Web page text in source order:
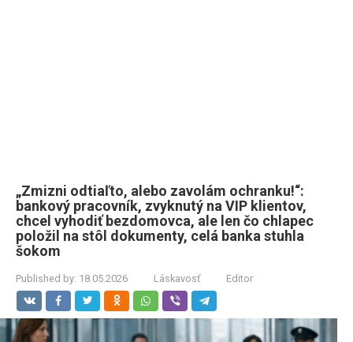
„Zmizni odtiaľto, alebo zavolám ochranku!“:
bankový pracovník, zvyknutý na VIP klientov,
chcel vyhodiť bezdomovca, ale len čo chlapec
položil na stôl dokumenty, celá banka stuhla
šokom
Published by: 18.05.2026 Láskavosť Editor